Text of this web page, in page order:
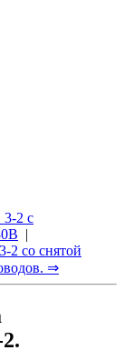
2 с
|
2 со снятой
⇒